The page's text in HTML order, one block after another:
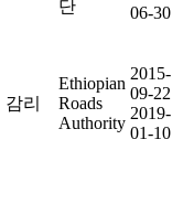
단
06-30
감리
Ethiopian
Roads
Authority
2015-
09-22
2019-
01-10